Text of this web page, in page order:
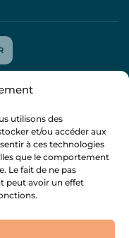
utilisons des
et/ou accéder aux
à ces technologies
que le comportement
Le fait de ne pas
peut avoir un effet